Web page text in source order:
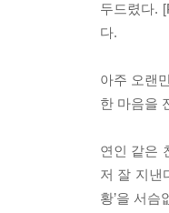
두드렸다.
다.
아주 오랜
한 마음을
연인 같은
저 잘 지낸
황’을 서슴